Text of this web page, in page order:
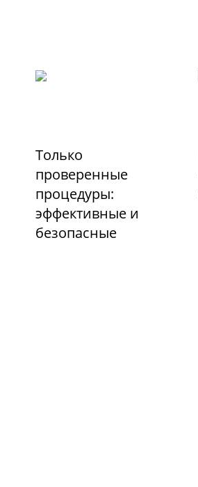
Только
проверенные
процедуры:
эффективные и
безопасные